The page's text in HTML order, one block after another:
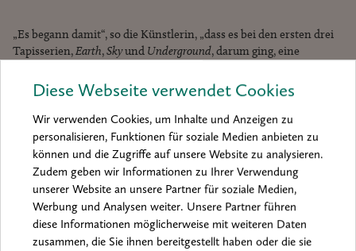
Diese Webseite verwendet Cookies
Wir verwenden Cookies, um Inhalte und Anzeigen zu
personalisieren, Funktionen für soziale Medien anbieten zu
können und die Zugriffe auf unsere Website zu analysieren.
Zudem geben wir Informationen zu Ihrer Verwendung
unserer Website an unsere Partner für soziale Medien,
Werbung und Analysen weiter. Unsere Partner führen
diese Informationen möglicherweise mit weiteren Daten
zusammen, die Sie ihnen bereitgestellt haben oder die sie
„Es begann damit“, so die Künstlerin, „dass es bei den ersten drei
Tapisserien,Earth,Skyund Underground, darum ging, eine
Hippie-Bewusstsein zu schaffen. Danach nahm mein Lebensweg
die Regie in die Hand und ich habe viel mehr Zeit damit verbracht,
die Natur zu zeichnen, in der ich lebe.“
Stichwort Natur: Ihr entstammen Adler und Wölfe, die im
malerischen und skulpturalen Œuvre von Kiki Smith derart viel
Raum einnehmen, dass man sie als Wappentiere des Schaffens
bezeichnen mag. Ähnlich wie Joseph Beuys in seiner legendären
Performance I Like America and America Likes Medie Symbiose mit
einem Kojoten suchte, bringt Kiki Smith Wolf und Mensch
zusammen. In ihrer RadierungWolf Girlverschmelzen beide